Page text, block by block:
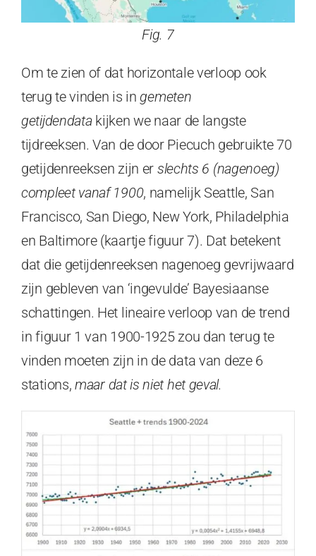
Fig. 7
Om te zien of dat horizontale verloop ook
terug te vinden is ingemeten
getijdendata kijken we naar de langste
tijdreeksen. Van de door Piecuch gebruikte 70
getijdenreeksen zijn er slechts 6 (nagenoeg)
compleet vanaf 1900, namelijk Seattle, San
Francisco, San Diego, New York, Philadelphia
en Baltimore (kaartje figuur 7). Dat betekent
dat die getijdenreeksen nagenoeg gevrijwaard
zijn gebleven van ‘ingevulde’ Bayesiaanse
schattingen. Het lineaire verloop van de trend
in figuur 1 van 1900-1925 zou dan terug te
vinden moeten zijn in de data van deze 6
stations, maar dat is niet het geval.